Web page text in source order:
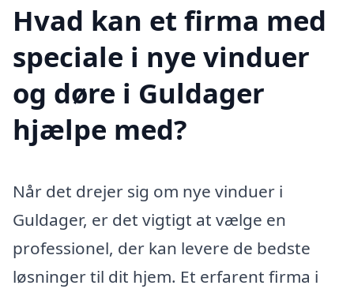
Hvad kan et firma med
speciale i nye vinduer
og døre i Guldager
hjælpe med?
Når det drejer sig om nye vinduer i
Guldager, er det vigtigt at vælge en
professionel, der kan levere de bedste
løsninger til dit hjem. Et erfarent firma i